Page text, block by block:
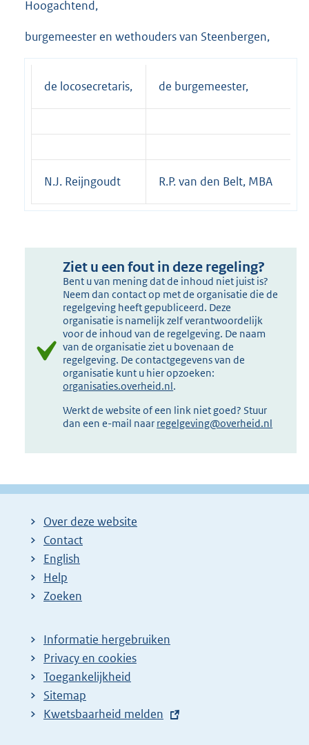
Hoogachtend,
burgemeester en wethouders van Steenbergen,
de locosecretaris, de burgemeester,
N.J. Reijngoudt R.P. van den Belt, MBA
Ziet u een fout in deze regeling?
Bent u van mening dat de inhoud niet juist is?
Neem dan contact op met de organisatie die de
regelgeving heeft gepubliceerd. Deze
organisatie is namelijk zelf verantwoordelijk
voor de inhoud van de regelgeving. De naam
van de organisatie ziet u bovenaan de
regelgeving. De contactgegevens van de
organisatie kunt u hier opzoeken:
organisaties.overheid.nl.
Werkt de website of een link niet goed? Stuur
dan een e-mail naar regelgeving@overheid.nl
Over deze website
Contact
English
Help
Zoeken
Informatie hergebruiken
Privacy en cookies
Toegankelijkheid
Sitemap
E
Kwetsbaarheid melden